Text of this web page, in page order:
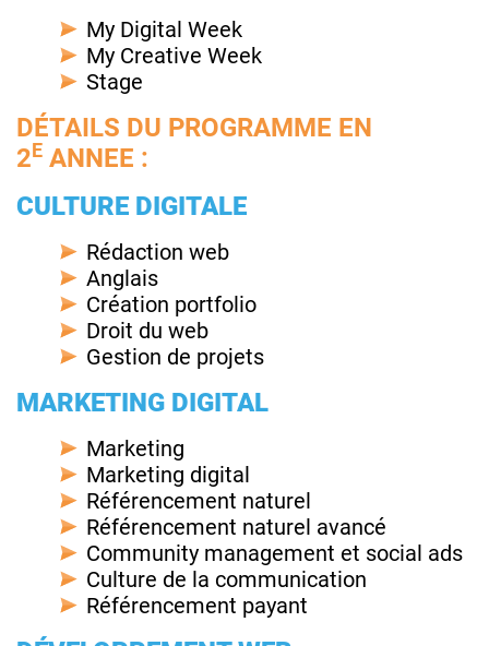
My Digital Week
My Creative Week
Stage
DÉTAILS DU PROGRAMME EN
2E ANNEE :
CULTURE DIGITALE
Rédaction web
Anglais
Création portfolio
Droit du web
Gestion de projets
MARKETING DIGITAL
Marketing
Marketing digital
Référencement naturel
Référencement naturel avancé
Community management et social ads
Culture de la communication
Référencement payant